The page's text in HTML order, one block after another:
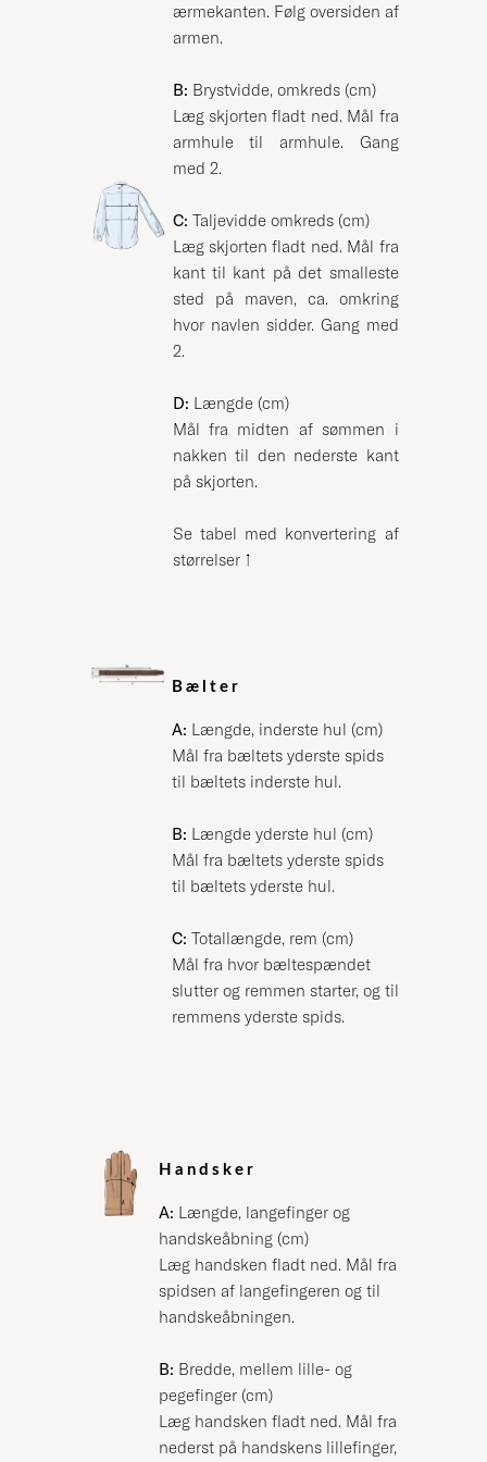
ærmekanten. Følg oversiden af
armen.
B: Brystvidde, omkreds (cm)
Læg skjorten fladt ned. Mål fra
armhule til armhule. Gang
med 2.
C: Taljevidde omkreds (cm)
Læg skjorten fladt ned. Mål fra
kant til kant på det smalleste
sted på maven, ca. omkring
hvor navlen sidder. Gang med
2.
D: Længde (cm)
Mål fra midten af sømmen i
nakken til den nederste kant
på skjorten.
Se tabel med konvertering af
størrelser ↑
Bælter
A: Længde, inderste hul (cm)
Mål fra bæltets yderste spids
til bæltets inderste hul.
B: Længde yderste hul (cm)
Mål fra bæltets yderste spids
til bæltets yderste hul.
C: Totallængde, rem (cm)
Mål fra hvor bæltespændet
slutter og remmen starter, og til
remmens yderste spids.
Handsker
A: Længde, langefinger og
handskeåbning (cm)
Læg handsken fladt ned. Mål fra
spidsen af langefingeren og til
handskeåbningen.
B: Bredde, mellem lille- og
pegefinger (cm)
Læg handsken fladt ned. Mål fra
nederst på handskens lillefinger,